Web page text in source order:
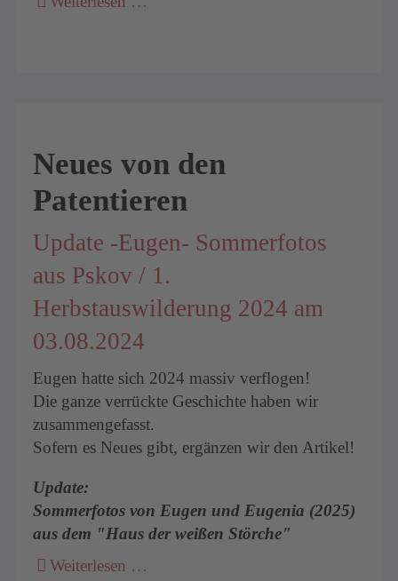
Neues von den
Patentieren
Update -Eugen- Sommerfotos
aus Pskov / 1.
Herbstauswilderung 2024 am
03.08.2024
Eugen hatte sich 2024 massiv verflogen!
Die ganze verrückte Geschichte haben wir
zusammengefasst.
Sofern es Neues gibt, ergänzen wir den Artikel!
Update:
Sommerfotos von Eugen und Eugenia (2025)
aus dem "Haus der weißen Störche"
Weiterlesen …